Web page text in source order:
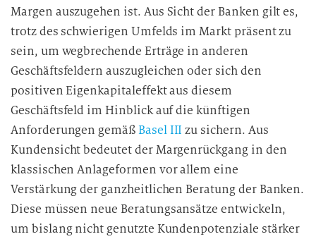
Margen auszugehen ist. Aus Sicht der Banken gilt es,
trotz des schwierigen Umfelds im Markt präsent zu
sein, um wegbrechende Erträge in anderen
Geschäftsfeldern auszugleichen oder sich den
positiven Eigenkapitaleffekt aus diesem
Geschäftsfeld im Hinblick auf die künftigen
Anforderungen gemäßBasel III zu sichern. Aus
Kundensicht bedeutet der Margenrückgang in den
klassischen Anlageformen vor allem eine
Verstärkung der ganzheitlichen Beratung der Banken.
Diese müssen neue Beratungsansätze entwickeln,
um bislang nicht genutzte Kundenpotenziale stärker